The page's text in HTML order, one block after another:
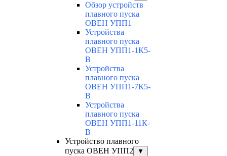
Обзор устройств
плавного пуска
ОВЕН УПП1
Устройства
плавного пуска
ОВЕН УПП1-1К5-
В
Устройства
плавного пуска
ОВЕН УПП1-7К5-
В
Устройства
плавного пуска
ОВЕН УПП1-11К-
В
Устройство плавного
пуска ОВЕН УПП2
▼